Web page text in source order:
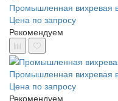
Промышленная вихревая
Цена по запросу
Рекомендуем
Промышленная вихревая
Цена по запросу
Рекомендуем